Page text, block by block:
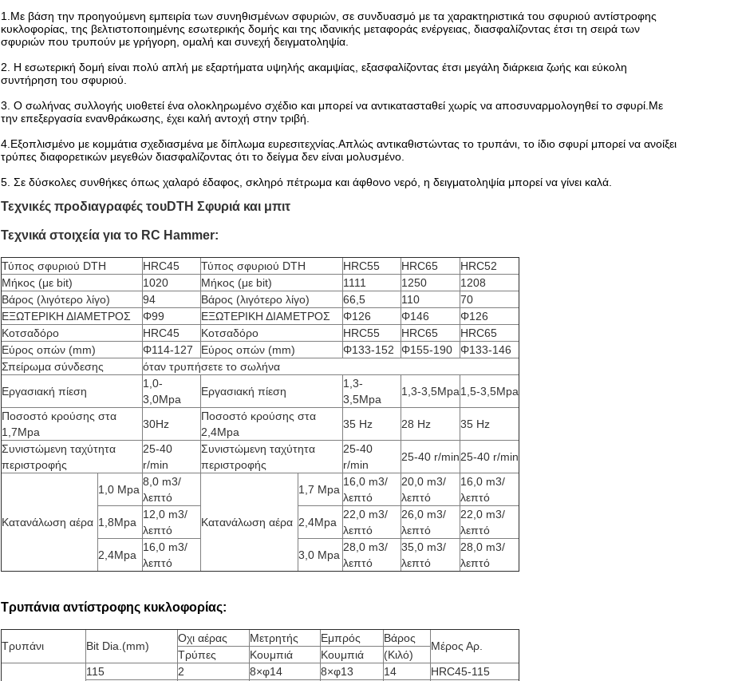
1.Με βάση την προηγούμενη εμπειρία των συνηθισμένων σφυριών, σε συνδυασμό με τα χαρακτηριστικά του σφυριού αντίστροφης
κυκλοφορίας, της βελτιστοποιημένης εσωτερικής δομής και της ιδανικής μεταφοράς ενέργειας, διασφαλίζοντας έτσι τη σειρά των
σφυριών που τρυπούν με γρήγορη, ομαλή και συνεχή δειγματοληψία.
2. Η εσωτερική δομή είναι πολύ απλή με εξαρτήματα υψηλής ακαμψίας, εξασφαλίζοντας έτσι μεγάλη διάρκεια ζωής και εύκολη
συντήρηση του σφυριού.
3. Ο σωλήνας συλλογής υιοθετεί ένα ολοκληρωμένο σχέδιο και μπορεί να αντικατασταθεί χωρίς να αποσυναρμολογηθεί το σφυρί.Με
την επεξεργασία ενανθράκωσης, έχει καλή αντοχή στην τριβή.
4.Εξοπλισμένο με κομμάτια σχεδιασμένα με δίπλωμα ευρεσιτεχνίας.Απλώς αντικαθιστώντας το τρυπάνι, το ίδιο σφυρί μπορεί να ανοίξει
τρύπες διαφορετικών μεγεθών διασφαλίζοντας ότι το δείγμα δεν είναι μολυσμένο.
5. Σε δύσκολες συνθήκες όπως χαλαρό έδαφος, σκληρό πέτρωμα και άφθονο νερό, η δειγματοληψία μπορεί να γίνει καλά.
Τεχνικές προδιαγραφές τουDTH Σφυριά και μπιτ
Τεχνικά στοιχεία για το RC Hammer:
Τύπος σφυριού DTH HRC45 Τύπος σφυριού DTH HRC55 HRC65
HRC52
Μήκος (με bit)
1020 Μήκος (με bit) 1111 1250
1208
Βάρος (λιγότερο λίγο)
94 Βάρος (λιγότερο λίγο) 66,5 110
70
ΕΞΩΤΕΡΙΚΗ ΔΙΑΜΕΤΡΟΣ
Φ99 ΕΞΩΤΕΡΙΚΗ ΔΙΑΜΕΤΡΟΣ Φ126 Φ146
Φ126
Κοτσαδόρο
HRC45 Κοτσαδόρο HRC55 HRC65
HRC65
Εύρος οπών (mm)
Φ114-127 Εύρος οπών (mm) Φ133-152 Φ155-190
Φ133-146
Σπείρωμα σύνδεσης
όταν τρυπήσετε το σωλήνα
Εργασιακή πίεση
1,0-
3,0Mpa
Εργασιακή πίεση
1,3-
3,5Mpa
1,3-3,5Mpa1,5-3,5Mpa
Ποσοστό κρούσης στα
1,7Mpa
30Hz
Ποσοστό κρούσης στα
2,4Mpa
35 Hz 28 Hz
35 Hz
Συνιστώμενη ταχύτητα
περιστροφής
25-40
r/min
Συνιστώμενη ταχύτητα
περιστροφής
25-40
r/min
25-40 r/min25-40 r/min
Κατανάλωση αέρα
1,0 Mpa
8,0 m3/
λεπτό
Κατανάλωση αέρα
1,7 Mpa
16,0 m3/
λεπτό
20,0 m3/
λεπτό
16,0 m3/
λεπτό
1,8Mpa
12,0 m3/
λεπτό
2,4Mpa
22,0 m3/
λεπτό
26,0 m3/
λεπτό
22,0 m3/
λεπτό
2,4Mpa
16,0 m3/
λεπτό
3,0 Mpa
28,0 m3/
λεπτό
35,0 m3/
λεπτό
28,0 m3/
λεπτό
Τρυπάνια αντίστροφης κυκλοφορίας:
Τρυπάνι Bit Dia.(mm)
Οχι αέρας Μετρητής Εμπρός Βάρος
Μέρος Αρ.
Τρύπες Κουμπιά Κουμπιά (Κιλό)
115 2 8×φ14 8×φ13 14
HRC45-115